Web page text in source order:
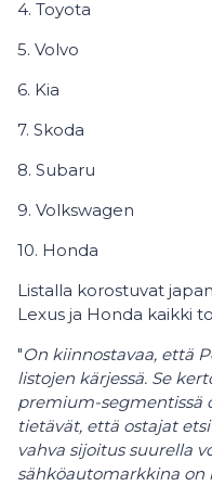
4. Toyota
5. Volvo
6. Kia
7. Skoda
8. Subaru
9. Volkswagen
10. Honda
Listalla korostuvat
Lexus ja Honda kaikki
"On kiinnostavaa, että
listojen kärjessä. Se
premium-segmentissä
tietävät, että ostajat
vahva sijoitus suurella
sähköautomarkkina on